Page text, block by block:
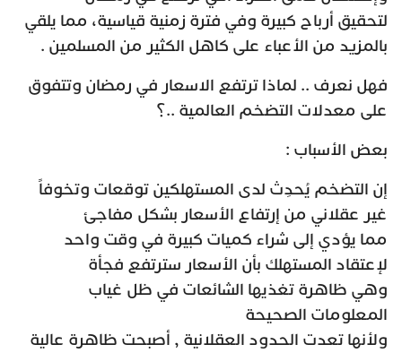
لتحقيق أرباح كبيرة وفي فترة زمنية قياسية، مما يلقي
بالمزيد من الأعباء على كاهل الكثير من المسلمين .
فهل نعرف .. لماذا ترتفع الاسعار في رمضان وتتفوق
على معدلات التضخم العالمية ..؟
بعض الأسباب :
إن التضخم يُحدِث لدى المستهلكين توقعات وتخوفاً
غير عقلاني من إرتفاع الأسعار بشكل مفاجئ
مما يؤدي إلى شراء كميات كبيرة في وقت واحد
لإعتقاد المستهلك بأن الأسعار سترتفع فجأة
وهي ظاهرة تغذيها الشائعات في ظل غياب
المعلومات الصحيحة
ولأنها تعدت الحدود العقلانية , أصبحت ظاهرة عالية